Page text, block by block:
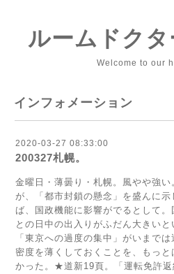
ルームドク
Welcome to our
インフォメーション
2020-03-27 08:33:00
200327札幌。
金曜日・薄曇り・札幌。風やや強
が、「都市封鎖の懸念」を盛んに
ば、国政機能に影響がでるとして
との日中の出入りがふだん大きい
「東京への過度の集中」がいまで
密度を薄くしておくことを、もっ
かった。★道新19頁。「運転免許